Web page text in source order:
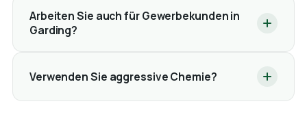
Arbeiten Sie auch für Gewerbekunden in
Garding?
Verwenden Sie aggressive Chemie?